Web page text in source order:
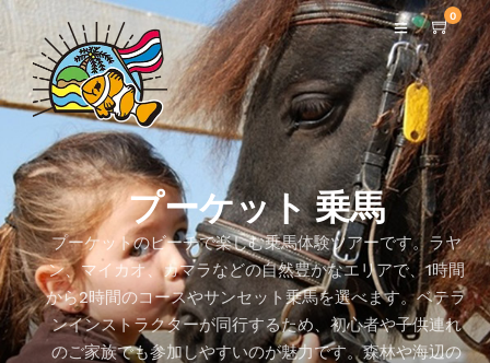
0
プーケット 乗馬
プーケットのビーチで楽しむ乗馬体験ツアーです。ラヤ
ン、マイカオ、カマラなどの自然豊かなエリアで、1時間
から2時間のコースやサンセット乗馬を選べます。ベテラ
ンインストラクターが同行するため、初心者や子供連れ
のご家族でも参加しやすいのが魅力です。森林や海辺の